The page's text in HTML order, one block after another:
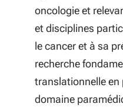
oncologie et
et disciplines
le cancer et à sa
recherche
translationnelle en
domaine